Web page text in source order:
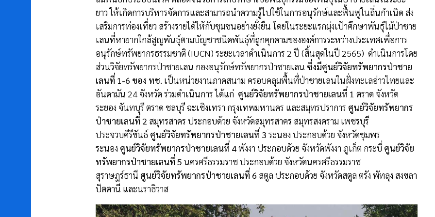
ยาว ให้เกิดการบริหารจัดการและสามารถนำความรู้ไปใช้ในการอนุรักษ์และฟื้นฟูในถิ่นกำเนิด ส่ง
เสริมการท่องเที่ยว สร้างรายได้ให้กับชุมชนอย่างยั่งยืน โดยในระยะแรกมุ่งเป้าศึกษาพันธุ์ไม้ป่าชาย
เลนที่หายากใกล้สูญพันธุ์ตามบัญชาชนิดพันธุ์ที่ถูกคุกคามขององค์การระหว่างประเทศเพื่อการ
อนุรักษ์ทรัพยากรธรรมชาติ (IUCN) ระยะเวลาดำเนินการ 2 ปี (สิ้นสุดในปี 2565) ดำเนินการโดย
ส่วนวิจัยทรัพยากรป่าชายเลน กองอนุรักษ์ทรัพยากรป่าชายเลน ซึ่งมีศูนย์วิจัยทรัพยากรป่าชาย
เลนที่ 1-6 ของ ทช. เป็นหน่วยงานภาคสนาม ครอบคลุมพื้นที่ป่าชายเลนในฝั่งทะเลอ่าวไทยและ
อันดามัน 24 จังหวัด ร่วมดำเนินการ ได้แก่ ศูนย์วิจัยทรัพยากรป่าชายเลนที่ 1 ตราด จังหวัด
ระยอง จันทบุรี ตราด ชลบุรี ฉะเชิงเทรา กรุงเทพมหานคร และสมุทรปราการ ศูนย์วิจัยทรัพยากร
ป่าชายเลนที่ 2 สมุทรสาคร ประกอบด้วย จังหวัดสมุทรสาคร สมุทรสงคราม เพชรบุรี
ประจวบคีรีขันธ์ ศูนย์วิจัยทรัพยากรป่าชายเลนที่ 3 ระนอง ประกอบด้วย จังหวัดชุมพร
ระนอง ศูนย์วิจัยทรัพยากรป่าชายเลนที่ 4พังงา ประกอบด้วย จังหวัดพังงา ภูเก็ต กระบี่ ศูนย์วิจัย
ทรัพยากรป่าชายเลนที่ 5 นครศรีธรรมราช ประกอบด้วย จังหวัดนครศรีธรรมราช
สุราษฎร์ธานี ศูนย์วิจัยทรัพยากรป่าชายเลนที่ 6 สตูล ประกอบด้วย จังหวัดสตูล ตรัง พัทลุง สงขลา
ปัตตานี และนราธิวาส